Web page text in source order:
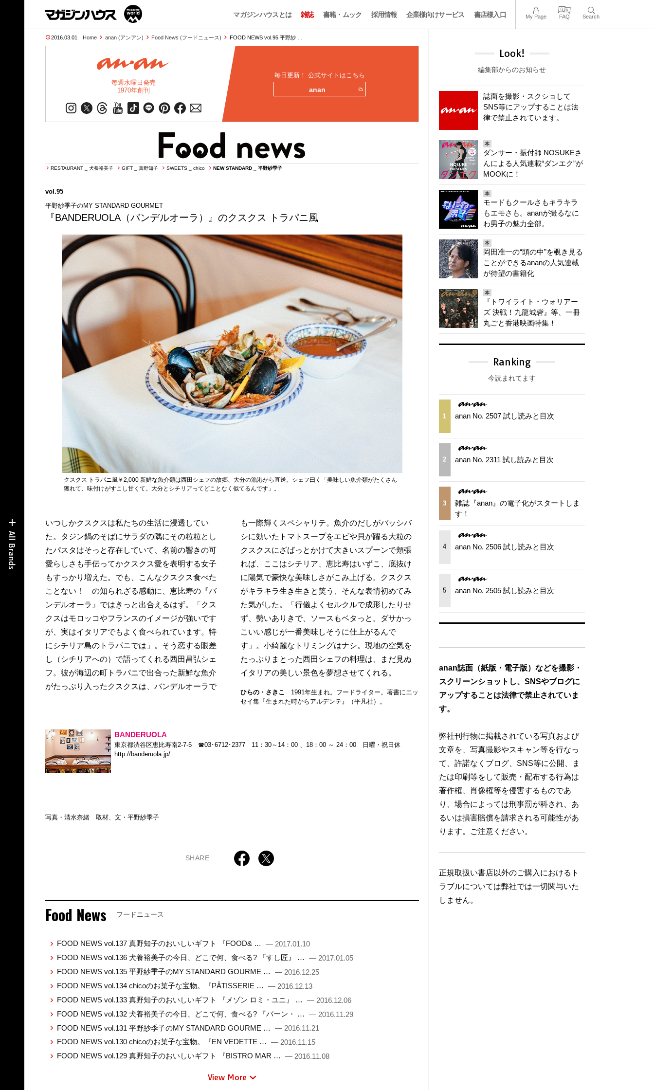
マガジンハウスとは 雑誌 書籍・ムック 採用情報 企業様向けサービス 書店様入口 My Page FAQ Search
2016.03.01 Home anan (アンアン) Food News (フードニュース) FOOD NEWS vol.95 平野紗 …
毎週水曜日発売
1970年創刊
毎日更新！ 公式サイトはこちら
anan
RESTAURANT _ 犬養裕美子 GIFT _ 真野知子 SWEETS _ chico NEW STANDARD _ 平野紗季子
vol.95
平野紗季子のMY STANDARD GOURMET
『BANDERUOLA（バンデルオーラ）』のクスクス トラパニ風
クスクス トラパニ風￥2,000 新鮮な魚介類は西田シェフの故郷、大分の漁港から直送。シェフ曰く「美味しい魚介類がたくさん
獲れて、味付けがすこし甘くて。大分とシチリアってどことなく似てるんです」。
いつしかクスクスは私たちの生活に浸透してい
た。タジン鍋のそばにサラダの隅にその粒粒とし
たパスタはそっと存在していて、名前の響きの可
愛らしさも手伝ってかクスクス愛を表明する女子
もすっかり増えた。でも、こんなクスクス食べた
ことない！ の知られざる感動に、恵比寿の『バ
ンデルオーラ』ではきっと出合えるはず。「クス
クスはモロッコやフランスのイメージが強いです
が、実はイタリアでもよく食べられています。特
にシチリア島のトラパニでは」。そう恋する眼差
し（シチリアへの）で語ってくれる西田昌弘シェ
フ。彼が海辺の町トラパニで出合った新鮮な魚介
がたっぷり入ったクスクスは、バンデルオーラで
も一際輝くスペシャリテ。魚介のだしがバッシバ
シに効いたトマトスープをエビや貝が躍る大粒の
クスクスにざばっとかけて大きいスプーンで頬張
れば、ここはシチリア、恵比寿はいずこ、底抜け
に陽気で豪快な美味しさがこみ上げる。クスクス
がキラキラ生き生きと笑う、そんな表情初めてみ
た気がした。「行儀よくセルクルで成形したりせ
ず、勢いありきで、ソースもベタっと。ダサかっ
こいい感じが一番美味しそうに仕上がるんで
す」。小綺麗なトリミングはナシ。現地の空気を
たっぷりまとった西田シェフの料理は、まだ見ぬ
イタリアの美しい景色を夢想させてくれる。
ひらの・さきこ
1991年生まれ。フードライター。著書にエッ
セイ集『生まれた時からアルデンテ』（平凡社）。
BANDERUOLA
東京都渋谷区恵比寿南2-7-5 ☎03･6712･2377 11：30～14：00 、18：00 ～ 24：00 日曜・祝日休
http://banderuola.jp/
写真・清水奈緒 取材、文・平野紗季子
SHARE
Food News フードニュース
FOOD NEWS vol.137 真野知子のおいしいギフト 『FOOD& …
— 2017.01.10
FOOD NEWS vol.136 犬養裕美子の今日、どこで何、食べる? 『すし匠』 …
— 2017.01.05
FOOD NEWS vol.135 平野紗季子のMY STANDARD GOURME …
— 2016.12.25
FOOD NEWS vol.134 chicoのお菓子な宝物。『PÂTISSERIE …
— 2016.12.13
FOOD NEWS vol.133 真野知子のおいしいギフト 『メゾン ロミ・ユニ』 …
— 2016.12.06
FOOD NEWS vol.132 犬養裕美子の今日、どこで何、食べる? 『バーン・ …
— 2016.11.29
FOOD NEWS vol.131 平野紗季子のMY STANDARD GOURME …
— 2016.11.21
FOOD NEWS vol.130 chicoのお菓子な宝物。『EN VEDETTE …
— 2016.11.15
FOOD NEWS vol.129 真野知子のおいしいギフト 『BISTRO MAR …
— 2016.11.08
View More
Look!
編集部からのお知らせ
誌面を撮影・スクショして
SNS等にアップすることは法
律で禁止されています。
本
ダンサー・振付師 NOSUKEさ
んによる人気連載“ダンエク”が
MOOKに！
本
モードもクールさもキラキラ
もエモさも。ananが撮るなに
わ男子の魅力全部。
本
岡田准一の“頭の中”を覗き見る
ことができるananの人気連載
が待望の書籍化
本
『トワイライト・ウォリアー
ズ 決戦！九龍城砦』等、一冊
丸ごと香港映画特集！
Ranking
今読まれてます
1 anan No. 2507 試し読みと目次
2 anan No. 2311 試し読みと目次
3
雑誌『anan』の電子化がスタートしま
す！
4 anan No. 2506 試し読みと目次
5 anan No. 2505 試し読みと目次
anan誌面（紙版・電子版）などを撮影・
スクリーンショットし、SNSやブログに
アップすることは法律で禁止されていま
す。
弊社刊行物に掲載されている写真および
文章を、写真撮影やスキャン等を行なっ
て、許諾なくブログ、SNS等に公開、ま
たは印刷等をして販売・配布する行為は
著作権、肖像権等を侵害するものであ
り、場合によっては刑事罰が科され、あ
るいは損害賠償を請求される可能性があ
ります。ご注意ください。
正規取扱い書店以外のご購入におけるト
ラブルについては弊社では一切関与いた
しません。